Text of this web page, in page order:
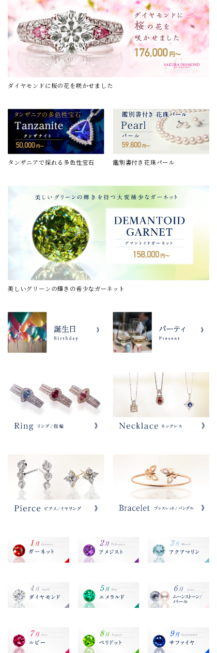
ダイヤモンドに桜の花を咲かせました
タンザニアで採れる多色性宝石 鑑別書付き花珠パール
美しいグリーンの輝きの希少なガーネット